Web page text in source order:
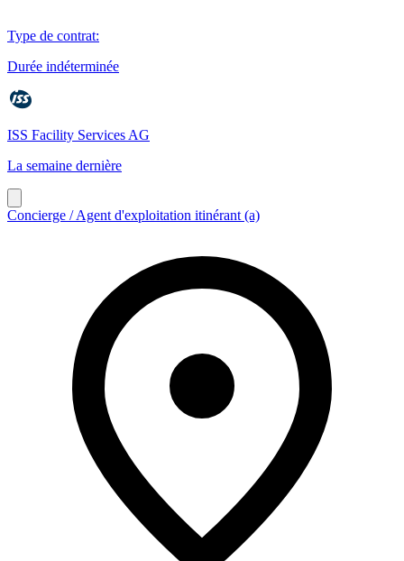
Type de contrat:
Durée indéterminée
ISS Facility Services AG
La semaine dernière
Concierge / Agent d'exploitation itinérant (a)